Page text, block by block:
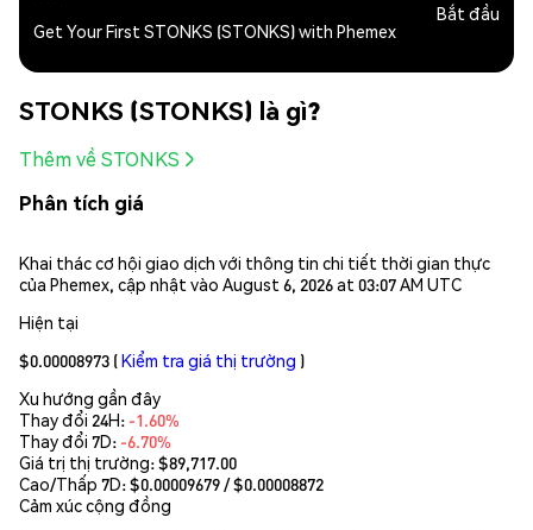
Get Your First STONKS (STONKS) with Phemex
Bắt đầu
STONKS (STONKS) là gì?
Thêm về STONKS
Phân tích giá
Khai thác cơ hội giao dịch với thông tin chi tiết thời gian thực
của Phemex, cập nhật vào August 6, 2026 at 03:07 AM UTC
Hiện tại
$0.00008973 (Kiểm tra giá thị trường )
Xu hướng gần đây
Thay đổi 24H: -1.60%
Thay đổi 7D: -6.70%
Giá trị thị trường:$89,717.00
Cao/Thấp 7D: $0.00009679/ $0.00008872
Cảm xúc cộng đồng